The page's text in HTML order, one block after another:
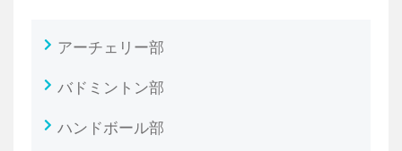
アーチェリー部
バドミントン部
ハンドボール部